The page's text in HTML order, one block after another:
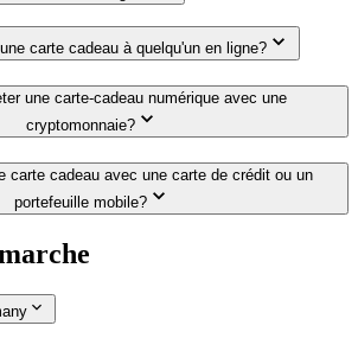
carte cadeau à quelqu'un en ligne?
une carte-cadeau numérique avec une
cryptomonnaie?
carte cadeau avec une carte de crédit ou un
portefeuille mobile?